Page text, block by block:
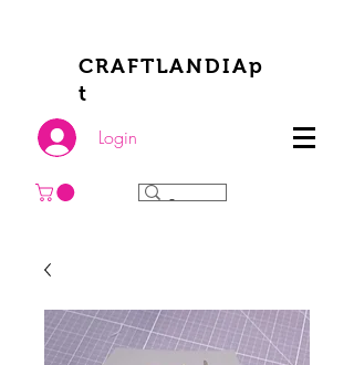
CRAFTLANDIAp
t
Login